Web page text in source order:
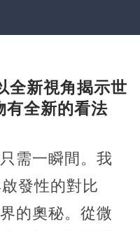
全新視角揭示世
有全新的看法
需一瞬間。我
發性的對比
的奧秘。從微